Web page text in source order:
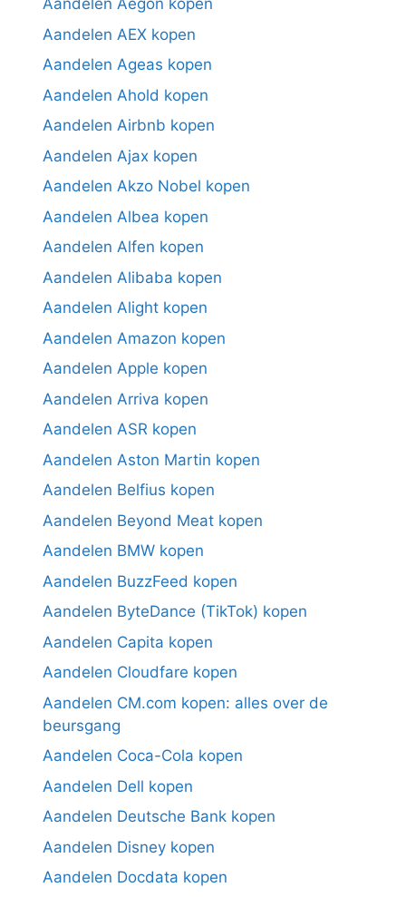
Aandelen Aegon kopen
Aandelen AEX kopen
Aandelen Ageas kopen
Aandelen Ahold kopen
Aandelen Airbnb kopen
Aandelen Ajax kopen
Aandelen Akzo Nobel kopen
Aandelen Albea kopen
Aandelen Alfen kopen
Aandelen Alibaba kopen
Aandelen Alight kopen
Aandelen Amazon kopen
Aandelen Apple kopen
Aandelen Arriva kopen
Aandelen ASR kopen
Aandelen Aston Martin kopen
Aandelen Belfius kopen
Aandelen Beyond Meat kopen
Aandelen BMW kopen
Aandelen BuzzFeed kopen
Aandelen ByteDance (TikTok) kopen
Aandelen Capita kopen
Aandelen Cloudfare kopen
Aandelen CM.com kopen: alles over de
beursgang
Aandelen Coca-Cola kopen
Aandelen Dell kopen
Aandelen Deutsche Bank kopen
Aandelen Disney kopen
Aandelen Docdata kopen